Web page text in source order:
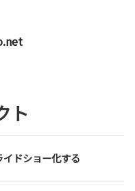
ト
ドショー化する